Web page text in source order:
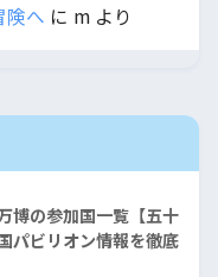
険へ に m より
博の参加国一覧【五十
パビリオン情報を徹底